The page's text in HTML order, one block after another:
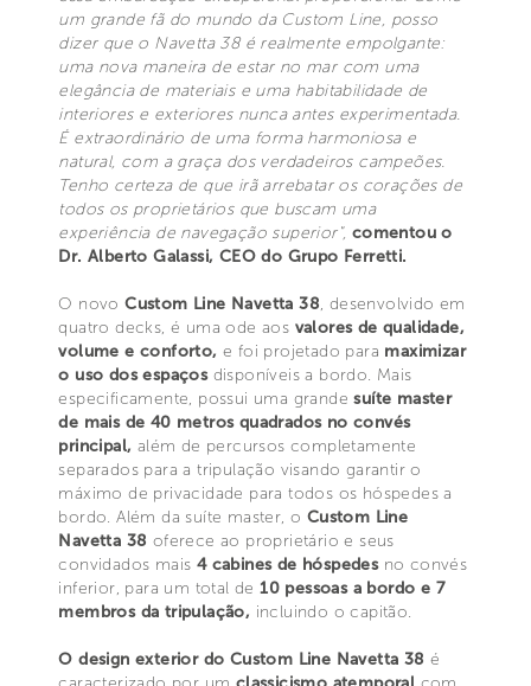
um grande fã do mundo da Custom Line, posso
dizer que o Navetta 38 é realmente empolgante:
uma nova maneira de estar no mar com uma
elegância de materiais e uma habitabilidade de
interiores e exteriores nunca antes experimentada.
É extraordinário de uma forma harmoniosa e
natural, com a graça dos verdadeiros campeões.
Tenho certeza de que irã arrebatar os corações de
todos os proprietários que buscam uma
experiência de navegação superior", comentou o
Dr. Alberto Galassi, CEO do Grupo Ferretti.
O novoCustom Line Navetta 38, desenvolvido em
quatro decks, é uma ode aos valores de qualidade,
volume e conforto, e foi projetado para maximizar
o uso dos espaços disponíveis a bordo. Mais
especificamente, possui uma grandesuíte master
de mais de 40 metros quadrados no convés
principal, além de percursos completamente
separados para a tripulação visando garantir o
máximo de privacidade para todos os hóspedes a
bordo. Além da suíte master, o Custom Line
Navetta 38 oferece ao proprietário e seus
convidados mais 4 cabines de hóspedesno convés
inferior, para um total de10 pessoas a bordo e 7
membros da tripulação, incluindo o capitão.
O design exterior do Custom Line Navetta 38 é